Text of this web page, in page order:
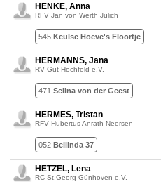
HENKE, Anna
RFV Jan von Werth Jülich
545 Keulse Hoeve's Floortje
HERMANNS, Jana
RV Gut Hochfeld e.V.
471 Selina von der Geest
HERMES, Tristan
RFV Hubertus Anrath-Neersen
052 Bellinda 37
HETZEL, Lena
RC St.Georg Günhoven e.V.